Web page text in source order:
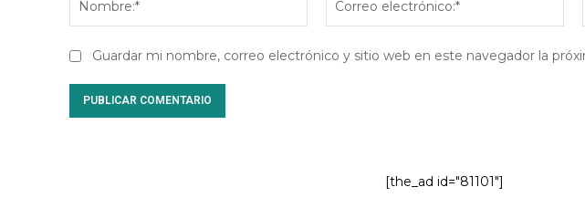
Guardar mi nombre, correo electrónico y sitio web en este navegador la
[the_ad id="81101"]